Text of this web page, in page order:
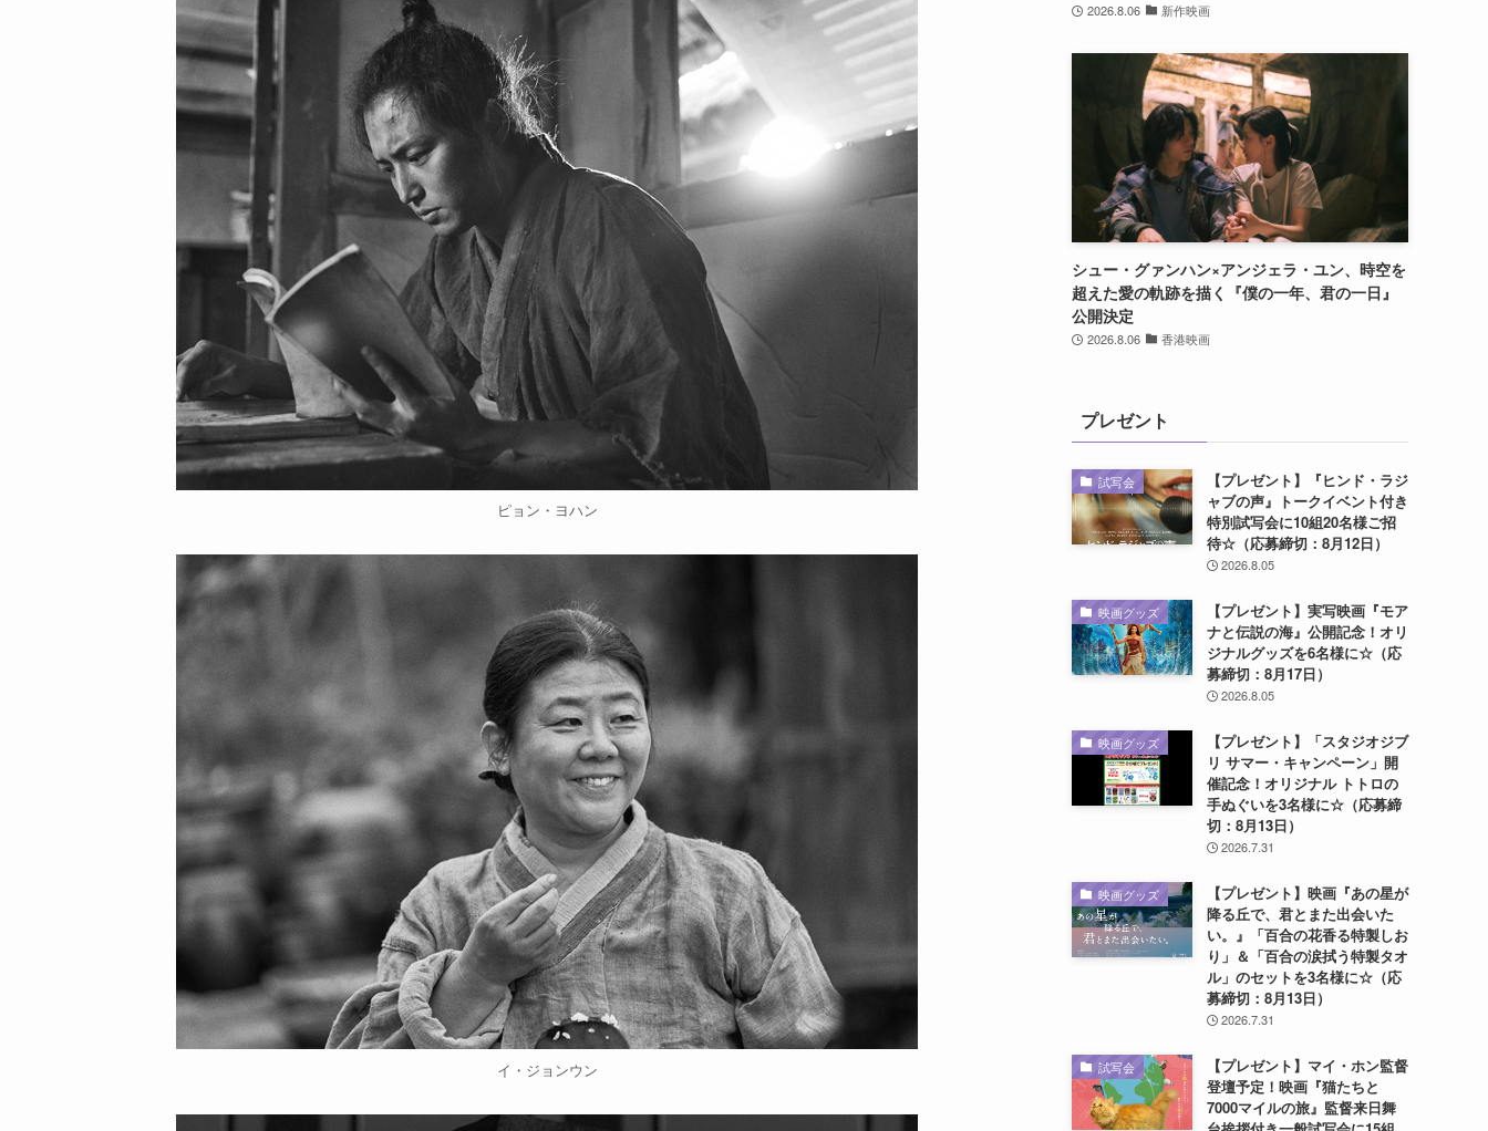
ピョン・ヨハン
イ・ジョンウン
2026.8.06 新作映画
シュー・グァンハン×アンジェラ・ユン、時空を
超えた愛の軌跡を描く『僕の一年、君の一日』
公開決定
2026.8.06 香港映画
プレゼント
試写会
【プレゼント】『ヒンド・ラジ
ャブの声』トークイベント付き
特別試写会に10組20名様ご招
待☆（応募締切：8月12日）
2026.8.05
映画グッズ
【プレゼント】実写映画『モア
ナと伝説の海』公開記念！オリ
ジナルグッズを6名様に☆（応
募締切：8月17日）
2026.8.05
映画グッズ
【プレゼント】「スタジオジブ
リ サマー・キャンペーン」開
催記念！オリジナル トトロの
手ぬぐいを3名様に☆（応募締
切：8月13日）
2026.7.31
映画グッズ
【プレゼント】映画『あの星が
降る丘で、君とまた出会いた
い。』「百合の花香る特製しお
り」＆「百合の涙拭う特製タオ
ル」のセットを3名様に☆（応
募締切：8月13日）
2026.7.31
試写会
【プレゼント】マイ・ホン監督
登壇予定！映画『猫たちと
7000マイルの旅』監督来日舞